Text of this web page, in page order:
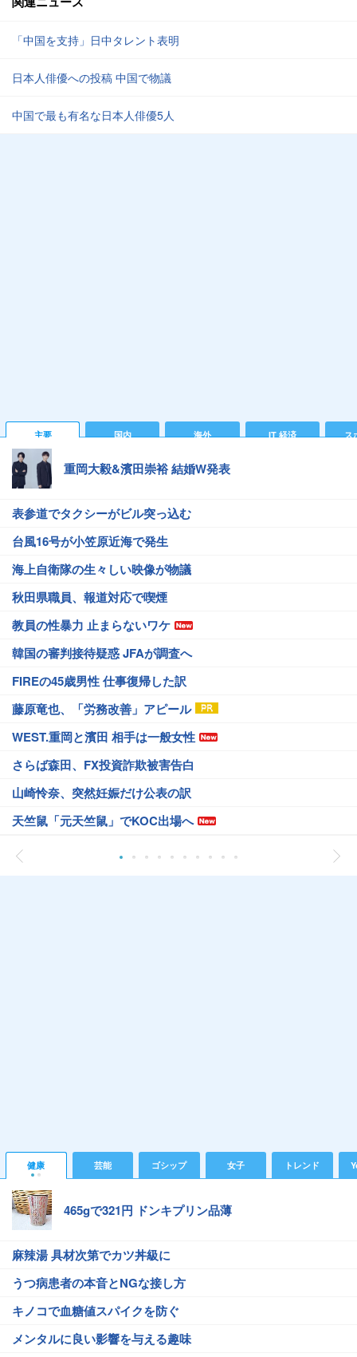
「中国を支持」日中タレント表明
日本人俳優への投稿 中国で物議
中国で最も有名な日本人俳優5人
主要 国内 海外 IT 経済 ス
重岡大毅&濱田崇裕 結婚W発表
表参道でタクシーがビル突っ込む
台風16号が小笠原近海で発生
海上自衛隊の生々しい映像が物議
秋田県職員、報道対応で喫煙
教員の性暴力 止まらないワケ
韓国の審判接待疑惑 JFAが調査へ
FIREの45歳男性 仕事復帰した訳
藤原竜也、「労務改善」アピール
WEST.重岡と濱田 相手は一般女性
さらば森田、FX投資詐欺被害告白
山崎怜奈、突然妊娠だけ公表の訳
天竺鼠「元天竺鼠」でKOC出場へ
健康 芸能 ゴシップ 女子 トレンド
465gで321円 ドンキプリン品薄
麻辣湯 具材次第でカツ丼級に
うつ病患者の本音とNGな接し方
キノコで血糖値スパイクを防ぐ
メンタルに良い影響を与える趣味